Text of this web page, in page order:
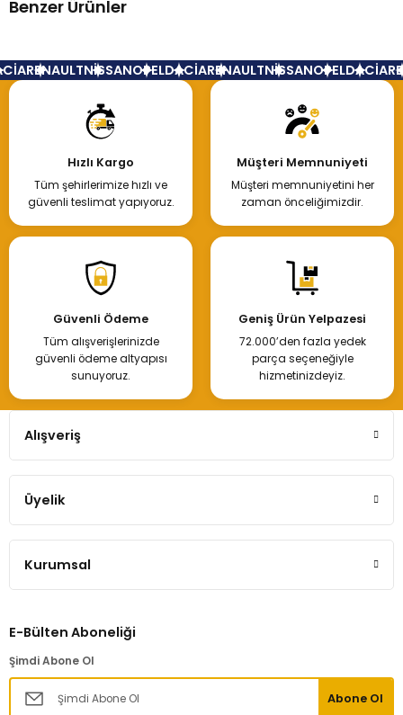
Benzer Ürünler
Hemen İncele
Renault Master 3 Rot Başı Sol
400,00 TL
Hemen İncele
Rot Başı Renault Master Sol
Hemen İncele
RENAULTNİSSANOPELDACİARENAULTNİSSANOPELDACİA
Hızlı Kargo
Tüm şehirlerimize hızlı ve
güvenli teslimat yapıyoruz.
Müşteri Memnuniyeti
Müşteri memnuniyetini her
zaman önceliğimizdir.
Güvenli Ödeme
Tüm alışverişlerinizde
güvenli ödeme altyapısı
sunuyoruz.
Geniş Ürün Yelpazesi
72.000’den fazla yedek
parça seçeneğiyle
hizmetinizdeyiz.
Alışveriş
Üyelik
Kurumsal
E-Bülten Aboneliği
Şimdi Abone Ol
Abone Ol